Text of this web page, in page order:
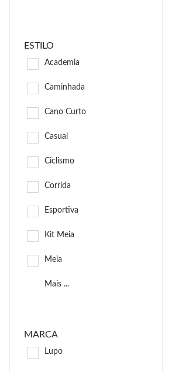
ESTILO
Academia
Caminhada
Cano Curto
Casual
Ciclismo
Corrida
Esportiva
Kit Meia
Meia
Mais ...
MARCA
Lupo